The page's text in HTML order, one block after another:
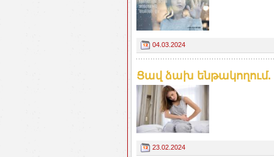
04.03.2024
Ցավ ձախ ենթակողում.
23.02.2024